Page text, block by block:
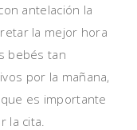
antelación la
la mejor hora
bebés tan
por la mañana,
es importante
la cita.